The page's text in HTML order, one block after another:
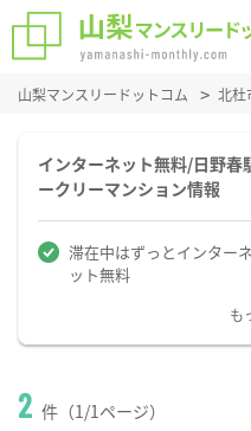
山梨マンスリードットコム 北杜
インターネット無料/日野春
ークリーマンション情報
滞在中はずっとインターネ
ット無料
も
2 件（1/1ページ）